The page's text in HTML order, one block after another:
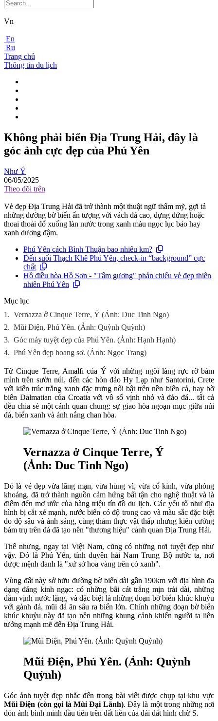
Vn
En
Ru
Trang chủ
Thông tin du lịch
Không phải biển Địa Trung Hải, đây là
góc ảnh cực đẹp của Phú Yên
Như Ý
06/05/2025
Theo dõi trên
Vẻ đẹp Địa Trung Hải đã trở thành một thuật ngữ thẩm mỹ, gợi tả
những đường bờ biển ấn tượng với vách đá cao, dựng đứng hoặc
thoai thoải đổ xuống làn nước trong xanh màu ngọc lục bảo hay
xanh dương đậm.
Phú Yên cách Bình Thuận bao nhiêu km?
Đến suối Thạch Khê Phú Yên, check-in “background” cực
chất
Hồ điều hòa Hồ Sơn - "Tấm gương" phản chiếu vẻ đẹp thiên
nhiên Phú Yên
Mục lục
1. Vernazza ở Cinque Terre, Ý (Ảnh: Duc Tinh Ngo)
2. Mũi Điện, Phú Yên. (Ảnh: Quỳnh Quỳnh)
3. Góc máy tuyệt đẹp của Phú Yên. (Ảnh: Hạnh Hạnh)
4. Phú Yên đẹp hoang sơ. (Ảnh: Ngọc Trang)
Từ Cinque Terre, Amalfi của Ý với những ngôi làng rực rỡ bám
mình trên sườn núi, đến các hòn đảo Hy Lạp như Santorini, Crete
với kiến trúc trắng xanh đặc trưng nổi bật trên nền biển cả, hay bờ
biển Dalmatian của Croatia với vô số vịnh nhỏ và đảo đá... tất cả
đều chia sẻ một cảnh quan chung: sự giao hòa ngoạn mục giữa núi
đá, biển xanh và ánh nắng chan hòa.
Vernazza ở Cinque Terre, Ý
(Ảnh: Duc Tinh Ngo)
Đó là vẻ đẹp vừa lãng mạn, vừa hùng vĩ, vừa cổ kính, vừa phóng
khoáng, đã trở thành nguồn cảm hứng bất tận cho nghệ thuật và là
điểm đến mơ ước của hàng triệu tín đồ du lịch. Các yếu tố như địa
hình bị cắt xẻ mạnh, nước biển có độ trong cao và màu sắc đặc biệt
do độ sâu và ánh sáng, cùng thảm thực vật thấp nhưng kiên cường
bám trụ trên đá đã tạo nên "thương hiệu" cảnh quan Địa Trung Hải.
Thế nhưng, ngay tại Việt Nam, cũng có những nơi tuyệt đẹp như
vậy. Đó là Phú Yên, tỉnh duyên hải Nam Trung Bộ nước ta, nơi
được mệnh danh là "xứ sở hoa vàng trên cỏ xanh".
Vùng đất này sở hữu đường bờ biển dài gần 190km với địa hình đa
dạng đáng kinh ngạc: có những bãi cát trắng mịn trải dài, những
đầm vịnh nước lặng, và đặc biệt là những đoạn bờ biển khúc khuỷu
với gành đá, mũi đá ăn sâu ra biển lớn. Chính những đoạn bờ biển
khúc khuỷu này đã tạo nên những khung cảnh khiến người ta liên
tưởng mạnh mẽ đến Địa Trung Hải.
Mũi Điện, Phú Yên. (Ảnh: Quỳnh
Quỳnh)
Góc ảnh tuyệt đẹp nhắc đến trong bài viết được chụp tại khu vực
Mũi Điện (còn gọi là Mũi Đại Lãnh). Đây là một trong những nơi
đón ánh bình minh đầu tiên trên đất liền của dải đất hình chữ S.